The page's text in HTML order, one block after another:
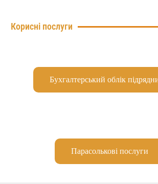
Корисні послуги
Бухгалтерський облік
Парасолькові послуги